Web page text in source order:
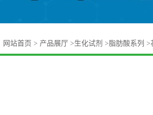
网站首页 > 产品展厅 >生化试剂 >脂肪酸系列 >